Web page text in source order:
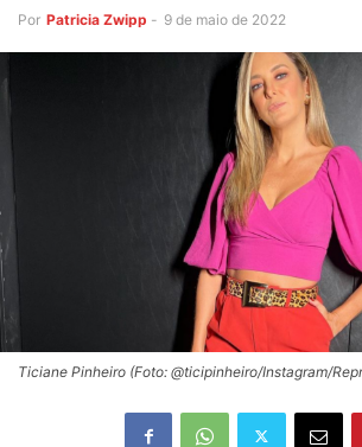
Por Patricia Zwipp - 9 de maio de 2022
Ticiane Pinheiro (Foto: @ticipinheiro/Instagram/